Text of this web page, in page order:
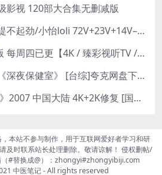
影视 120部大合集无删减版
吃瓜：凛子同学提不起劲/小怡loli 72V+23V+14V–24.02GB】
剑来 2024 纯净版 每周四已更【4K / 臻彩视听TV / 杜比音】附电子书百度网盘下载
大尺度综艺栏目《深夜保健室》 [台综]夸克网盘下载
《大明王朝1566》2007 中国大陆 4K+2K修复 [国语 46集 192G]
本站不参与制作，用于互联网爱好者学习和研
及时联系站长处理删除。敬请谅解！ 侵权删帖/
（#替换成@）：zhongyi#zhongyibiji.com
中医笔记- All rights reserved